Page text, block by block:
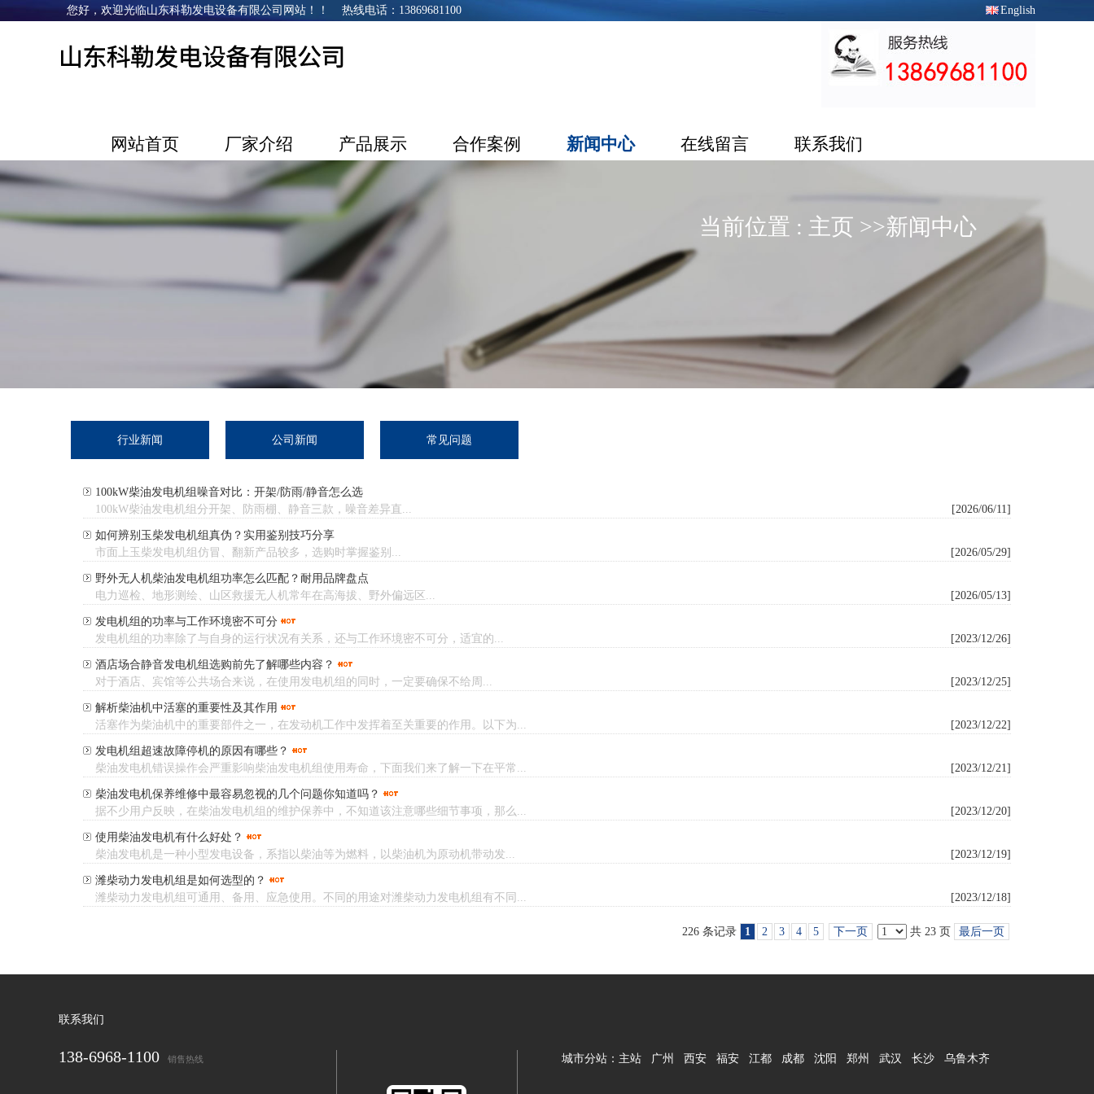
您好，欢迎光临山东科勒发电设备有限公司网站！！ 热线电话：13869681100 English
网站首页 厂家介绍 产品展示 合作案例 新闻中心 在线留言 联系我们
当前位置 : 主页 >>新闻中心
行业新闻 公司新闻 常见问题
100kW柴油发电机组噪音对比：开架/防雨/静音怎么选
100kW柴油发电机组分开架、防雨棚、静音三款，噪音差异直...
[2026/06/11]
如何辨别玉柴发电机组真伪？实用鉴别技巧分享
市面上玉柴发电机组仿冒、翻新产品较多，选购时掌握鉴别...
[2026/05/29]
野外无人机柴油发电机组功率怎么匹配？耐用品牌盘点
电力巡检、地形测绘、山区救援无人机常年在高海拔、野外偏远区...
[2026/05/13]
发电机组的功率与工作环境密不可分
发电机组的功率除了与自身的运行状况有关系，还与工作环境密不可分，适宜的...
[2023/12/26]
酒店场合静音发电机组选购前先了解哪些内容？
对于酒店、宾馆等公共场合来说，在使用发电机组的同时，一定要确保不给周...
[2023/12/25]
解析柴油机中活塞的重要性及其作用
活塞作为柴油机中的重要部件之一，在发动机工作中发挥着至关重要的作用。以下为...
[2023/12/22]
发电机组超速故障停机的原因有哪些？
柴油发电机错误操作会严重影响柴油发电机组使用寿命，下面我们来了解一下在平常...
[2023/12/21]
柴油发电机保养维修中最容易忽视的几个问题你知道吗？
据不少用户反映，在柴油发电机组的维护保养中，不知道该注意哪些细节事项，那么...
[2023/12/20]
使用柴油发电机有什么好处？
柴油发电机是一种小型发电设备，系指以柴油等为燃料，以柴油机为原动机带动发...
[2023/12/19]
潍柴动力发电机组是如何选型的？
潍柴动力发电机组可通用、备用、应急使用。不同的用途对潍柴动力发电机组有不同...
[2023/12/18]
226 条记录 1 2 3 4 5 下一页 共 23 页 最后一页
联系我们
138-6968-1100 销售热线 城市分站： 主站 广州 西安 福安 江都 成都 沈阳 郑州 武汉 长沙 乌鲁木齐